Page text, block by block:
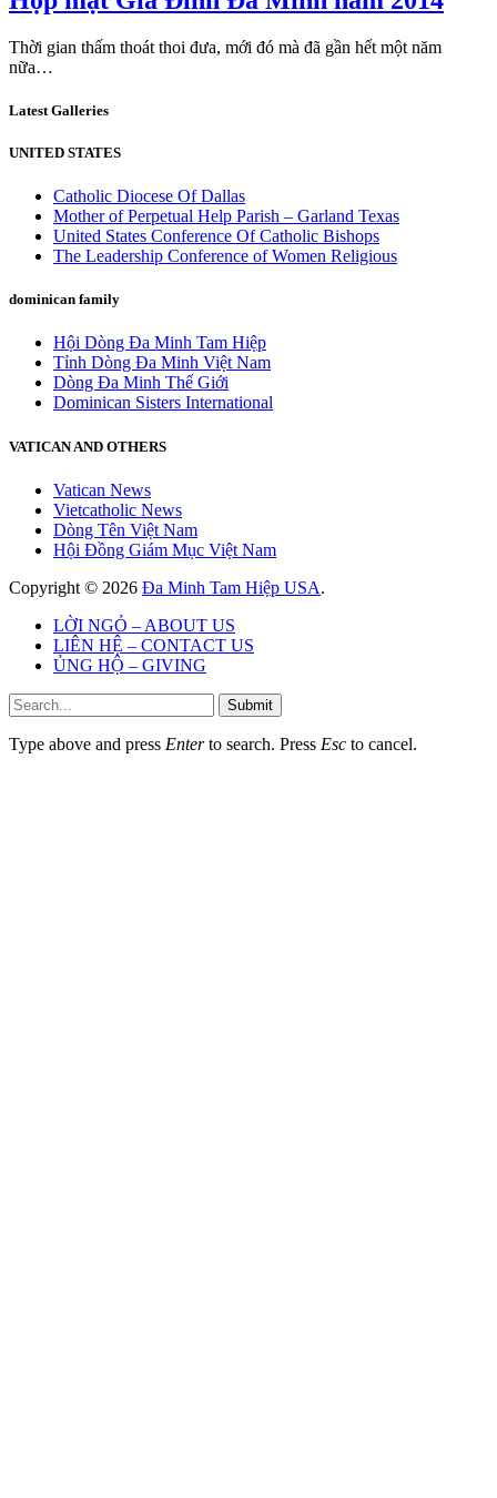
Thời gian thấm thoát thoi đưa, mới đó mà đã gần hết một năm
nữa…
Latest Galleries
UNITED STATES
Catholic Diocese Of Dallas
Mother of Perpetual Help Parish – Garland Texas
United States Conference Of Catholic Bishops
The Leadership Conference of Women Religious
dominican family
Hội Dòng Đa Minh Tam Hiệp
Tỉnh Dòng Đa Minh Việt Nam
Dòng Đa Minh Thế Giới
Dominican Sisters International
VATICAN AND OTHERS
Vatican News
Vietcatholic News
Dòng Tên Việt Nam
Hội Đồng Giám Mục Việt Nam
Copyright © 2026 Đa Minh Tam Hiệp USA.
LỜI NGỎ – ABOUT US
LIÊN HỆ – CONTACT US
ỦNG HỘ – GIVING
Submit
Type above and press Enterto search. Press Esc to cancel.